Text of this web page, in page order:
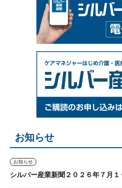
お知らせ
お知らせ
シルバー産業新聞２０２６年７月１